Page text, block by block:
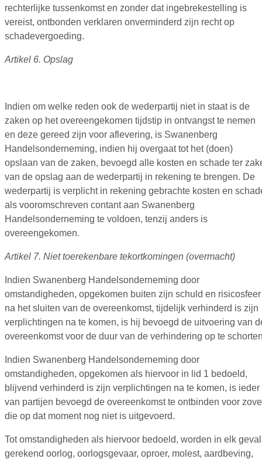
rechterlijke tussenkomst en zonder dat ingebrekestelling is
vereist, ontbonden verklaren onverminderd zijn recht op
schadevergoeding.
Artikel 6. Opslag
Indien om welke reden ook de wederpartij niet in staat is de
zaken op het overeengekomen tijdstip in ontvangst te nemen
en deze gereed zijn voor aflevering, is Swanenberg
Handelsonderneming, indien hij overgaat tot het (doen)
opslaan van de zaken, bevoegd alle kosten en schade ter
van de opslag aan de wederpartij in rekening te brengen. De
wederpartij is verplicht in rekening gebrachte kosten en
als vooromschreven contant aan Swanenberg
Handelsonderneming te voldoen, tenzij anders is
overeengekomen.
Artikel 7. Niet toerekenbare tekortkomingen (overmacht)
Indien Swanenberg Handelsonderneming door
omstandigheden, opgekomen buiten zijn schuld en risicosfeer
na het sluiten van de overeenkomst, tijdelijk verhinderd is zijn
verplichtingen na te komen, is hij bevoegd de uitvoering van
overeenkomst voor de duur van de verhindering op te
Indien Swanenberg Handelsonderneming door
omstandigheden, opgekomen als hiervoor in lid 1 bedoeld,
blijvend verhinderd is zijn verplichtingen na te komen, is ieder
van partijen bevoegd de overeenkomst te ontbinden voor
die op dat moment nog niet is uitgevoerd.
Tot omstandigheden als hiervoor bedoeld, worden in elk geval
gerekend oorlog, oorlogsgevaar, oproer, molest, aardbeving,